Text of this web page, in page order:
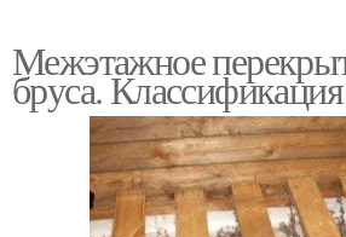
Межэтажное
бруса.